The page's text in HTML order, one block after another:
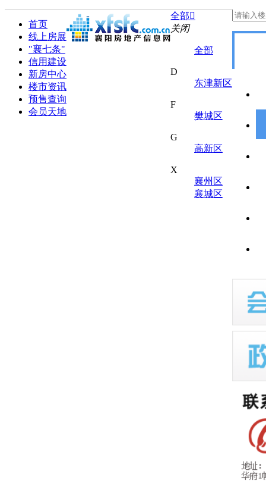
首页
线上房展
"襄七条"
信用建设
新房中心
楼市资讯
预售查询
会员天地
全部
关闭
全部
D
东津新区
F
樊城区
G
高新区
X
襄州区
襄城区